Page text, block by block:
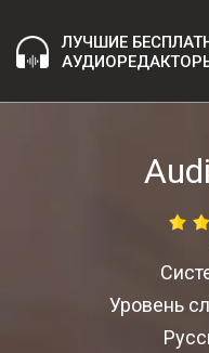
ЛУЧШИЕ
Уровень